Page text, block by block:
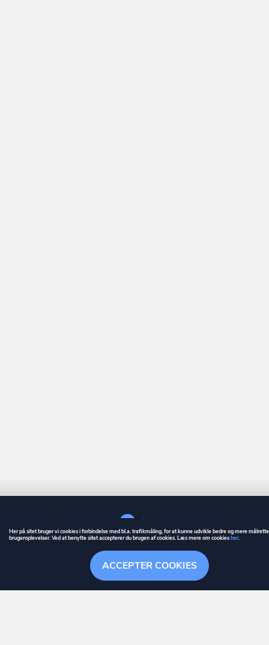
Søgehistorik Menu
GUIDE BETINGELSER
er et registreret varemærke tilhørende ownr ApS – CVR nr.: 36 40 88
Stationsparken 26. 2., 2600 Glostrup, info@ownr.dk
ACCEPTER COOKIES
Her på sitet bruger vi cookies i forbindelse med bl.a. trafikmåling, for at kunne udvikle bedre og mere
brugeroplevelser. Ved at benytte sitet accepterer du brugen af cookies. Læs mere om cookiesher.